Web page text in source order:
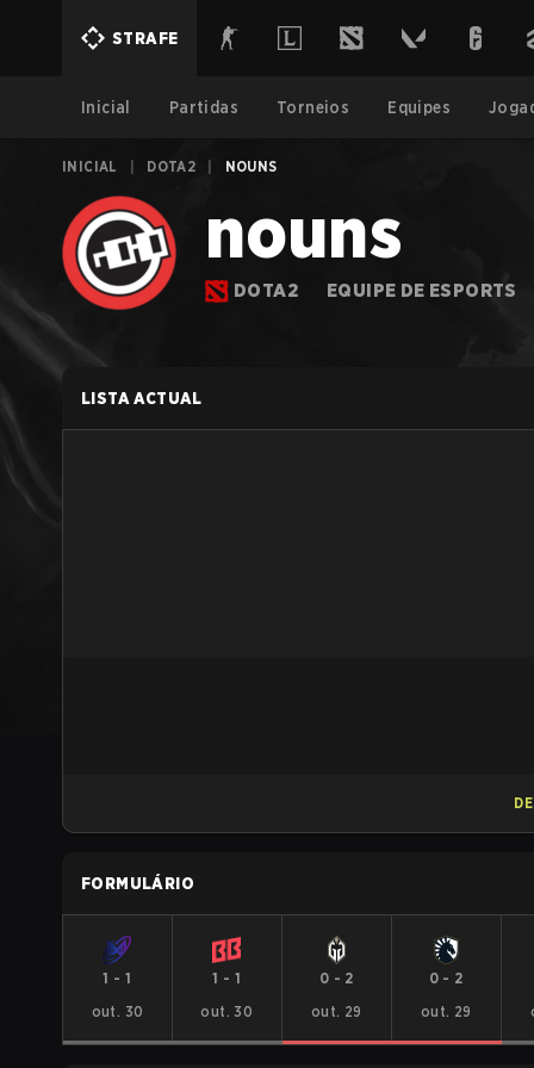
STRAFE
Inicial Partidas Torneios Equipes
INICIAL DOTA2 NOUNS
nouns
DOTA2 EQUIPE DE ESPORTS
LISTA ACTUAL
FORMULÁRIO
1 -1
out. 30
1 - 1
out. 30
0 - 2
out. 29
0 - 2
out. 29